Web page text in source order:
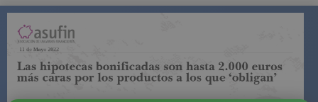
COMPARADOR DE SEGUROS DE VIDASUJETO A LA
REGULACIÓN DE LA DIRECCIÓN GENERAL DE
SEGUROS